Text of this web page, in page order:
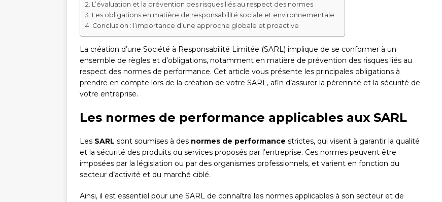
L’évaluation et la prévention des risques liés au respect des normes
Les obligations en matière de responsabilité sociale et environnementale
Conclusion : l’importance d’une approche globale et proactive
La création d’une Société à Responsabilité Limitée (SARL) implique de se conformer à un
ensemble de règles et d’obligations, notamment en matière de prévention des risques liés au
respect des normes de performance. Cet article vous présente les principales obligations à
prendre en compte lors de la création de votre SARL, afin d’assurer la pérennité et la sécurité de
votre entreprise.
Les normes de performance applicables aux SARL
Les SARL sont soumises à des normes de performance strictes, qui visent à garantir la qualité
et la sécurité des produits ou services proposés par l’entreprise. Ces normes peuvent être
imposées par la législation ou par des organismes professionnels, et varient en fonction du
secteur d’activité et du marché ciblé.
Ainsi, il est essentiel pour une SARL de connaître les normes applicables à son secteur et de